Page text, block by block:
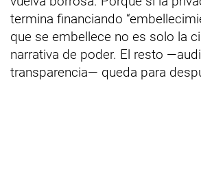
termina financiando
que se embellece no es solo la
narrativa de poder. El resto
transparencia— queda para